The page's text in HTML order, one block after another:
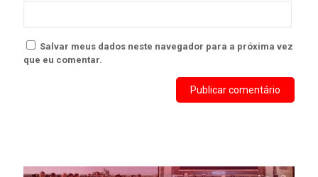
Salvar meus dados neste navegador para a próxima vez
que eu comentar.